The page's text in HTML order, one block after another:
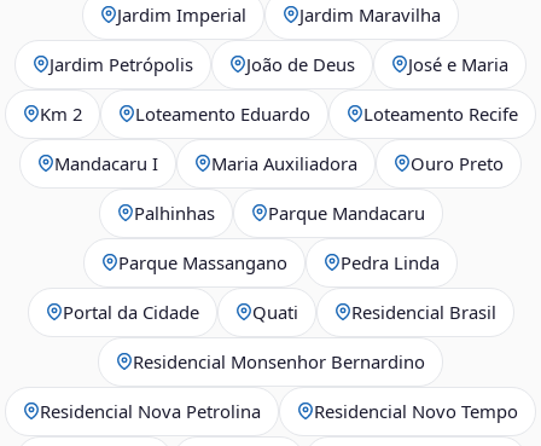
Jardim Imperial Jardim Maravilha
Jardim Petrópolis João de Deus José e Maria
Km 2 Loteamento Eduardo Loteamento Recife
Mandacaru I Maria Auxiliadora Ouro Preto
Palhinhas Parque Mandacaru
Parque Massangano Pedra Linda
Portal da Cidade Quati Residencial Brasil
Residencial Monsenhor Bernardino
Residencial Nova Petrolina Residencial Novo Tempo